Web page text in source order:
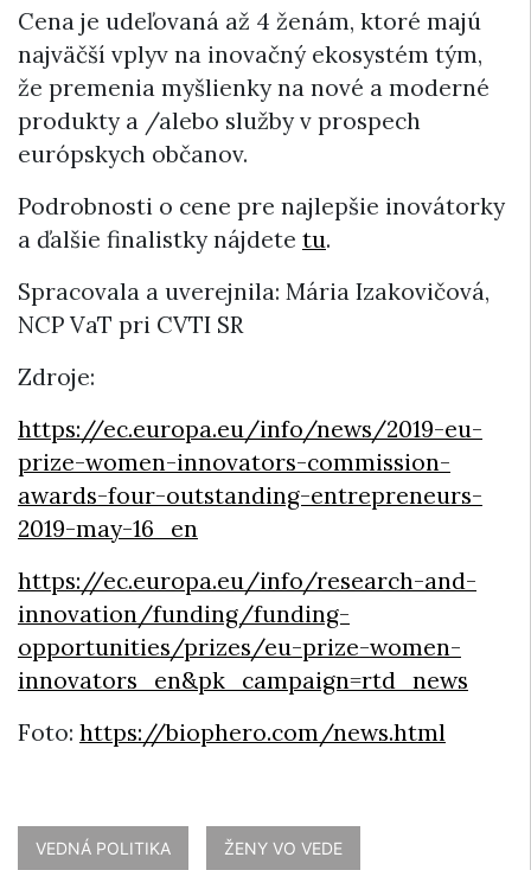
Cena je udeľovaná až 4 ženám, ktoré majú
najväčší vplyv na inovačný ekosystém tým,
že premenia myšlienky na nové a moderné
produkty a /alebo služby v prospech
európskych občanov.
Podrobnosti o cene pre najlepšie inovátorky
a ďalšie finalistky nájdete tu.
Spracovala a uverejnila: Mária Izakovičová,
NCP VaT pri CVTI SR
Zdroje:
https://ec.europa.eu/info/news/2019-eu-
prize-women-innovators-commission-
awards-four-outstanding-entrepreneurs-
2019-may-16_en
https://ec.europa.eu/info/research-and-
innovation/funding/funding-
opportunities/prizes/eu-prize-women-
innovators_en&pk_campaign=rtd_news
Foto: https://biophero.com/news.html
VEDNÁ POLITIKA ŽENY VO VEDE